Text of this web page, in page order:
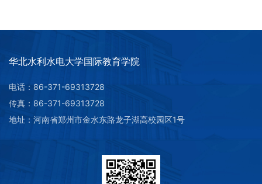
华北水利水电大学国际教育学院
电话：86-371-69313728
传真：86-371-69313728
地址：河南省郑州市金水东路龙子湖高校园区1号